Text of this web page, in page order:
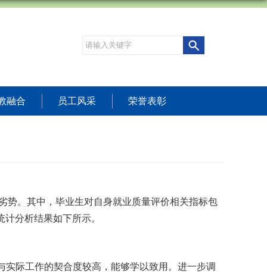
融合 员工风采 荣誉表彰
势。其中 ， 毕业生对自身就业质量评价相关指标包
计分析结果如下所示。
实际工作的契合度较高，能够学以致用。 进一步调